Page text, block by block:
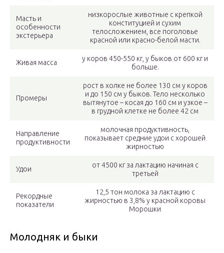
Масть и
особенности
экстерьера
низкорослые животные с крепкой
конституцией и сухим
телосложением, все поголовье
красной или красно-белой масти.
Живая масса
у коров 450-550 кг, у быков от 600 кг и
больше.
Промеры
рост в холке не более 130 см у коров
и до 150 см у быков. Тело несколько
вытянутое – косая до 160 см и узкое –
в грудной клетке не более 42 см
Направление
продуктивности
молочная продуктивность,
показывает средние удои с хорошей
жирностью
Удои
от 4500 кг за лактацию начиная с
третьей
Рекордные
показатели
12,5 тон молока за лактацию с
жирностью в 3,8% у красной коровы
Морошки
Молодняк и быки